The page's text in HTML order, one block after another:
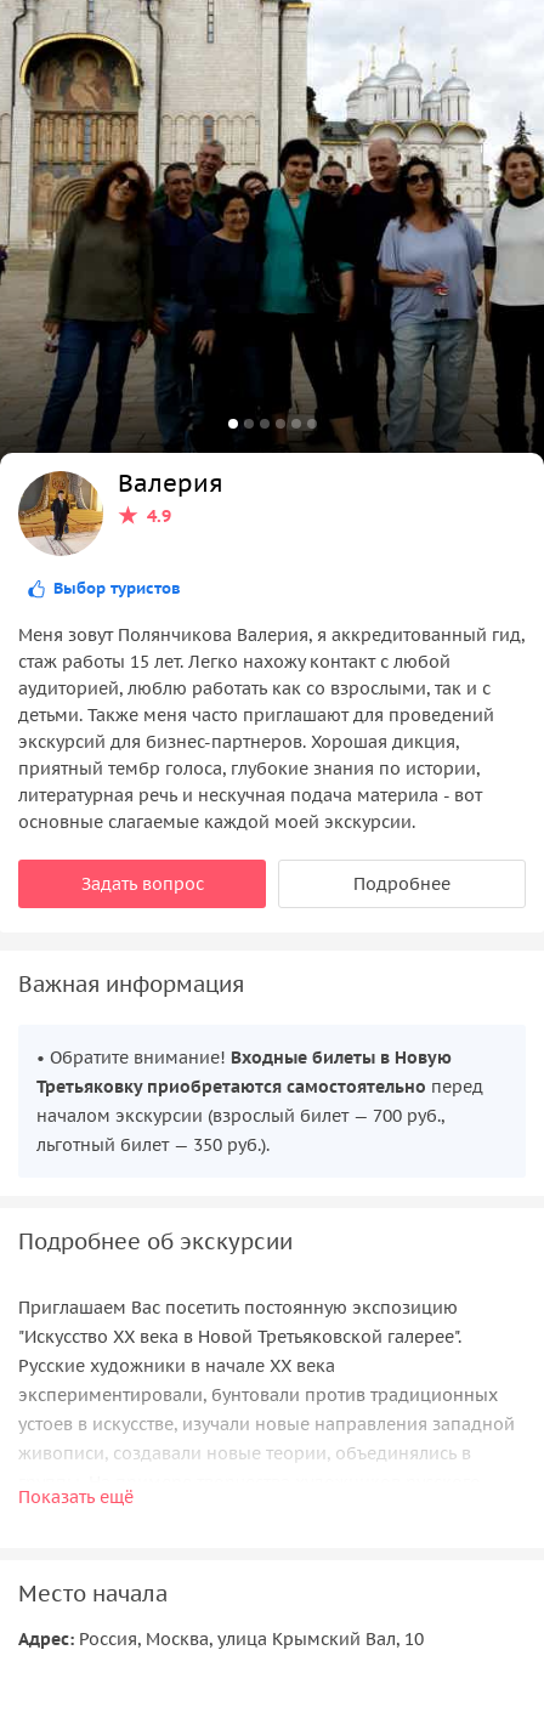
Валерия
4.9
Выбор туристов
Меня зовут Полянчикова Валерия, я аккредитованный гид,
стаж работы 15 лет. Легко нахожу контакт с любой
аудиторией, люблю работать как со взрослыми, так и с
детьми. Также меня часто приглашают для проведений
экскурсий для бизнес-партнеров. Хорошая дикция,
приятный тембр голоса, глубокие знания по истории,
литературная речь и нескучная подача материла - вот
основные слагаемые каждой моей экскурсии.
Задать вопрос Подробнее
Важная информация
• Обратите внимание! Входные билеты в Новую
Третьяковку приобретаются самостоятельно перед
началом экскурсии (взрослый билет — 700 руб.,
льготный билет — 350 руб.).
Подробнее об экскурсии
Приглашаем Вас посетить постоянную экспозицию
"Искусство XX века в Новой Третьяковской галерее".
Русские художники в начале XX века
экспериментировали, бунтовали против традиционных
устоев в искусстве, изучали новые направления западной
живописи, создавали новые теории, объединялись в
авангарда М Ларионова и Н. Гончаровой, группы
абстрактной
(беспредметной) живописи.
Показать ещё
Место начала
Адрес: Россия, Москва, улица Крымский Вал, 10